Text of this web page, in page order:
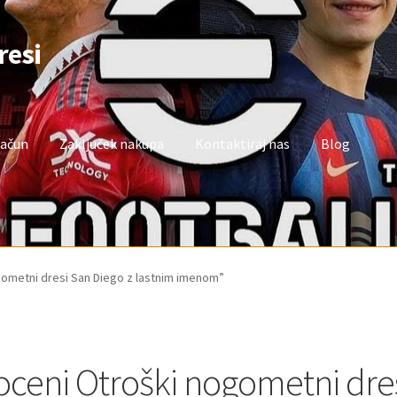
Zaključek nakupa Kontaktiraj nas Blog
račun Trgovina Zaključek nakupa
dresi San Diego z lastnim imenom”
Otroški nogometni